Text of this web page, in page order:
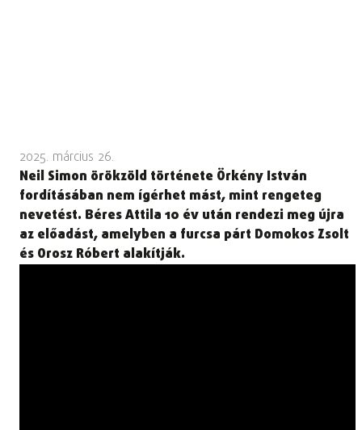
2025. március 26.
Neil Simon örökzöld története Örkény István
fordításában nem ígérhet mást, mint rengeteg
nevetést. Béres Attila 10 év után rendezi meg újra
az előadást, amelyben a furcsa párt Domokos Zsolt
és Orosz Róbert alakítják.